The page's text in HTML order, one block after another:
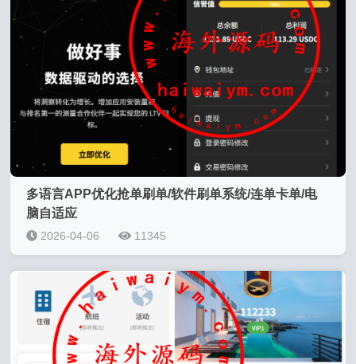
多语言APP优化抢单刷单/软件刷单系统/连单卡单/电
脑自适应
2026-04-06 11345